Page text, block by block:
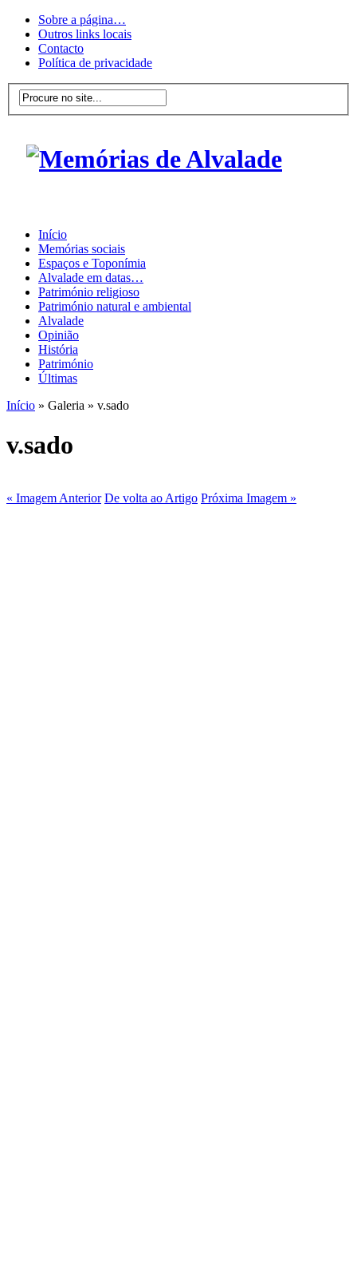
Sobre a página…
Outros links locais
Contacto
Política de privacidade
Início
Memórias sociais
Espaços e Toponímia
Alvalade em datas…
Património religioso
Património natural e ambiental
Alvalade
Opinião
História
Património
Últimas
Início » Galeria » v.sado
v.sado
« Imagem Anterior De volta ao Artigo Próxima Imagem »